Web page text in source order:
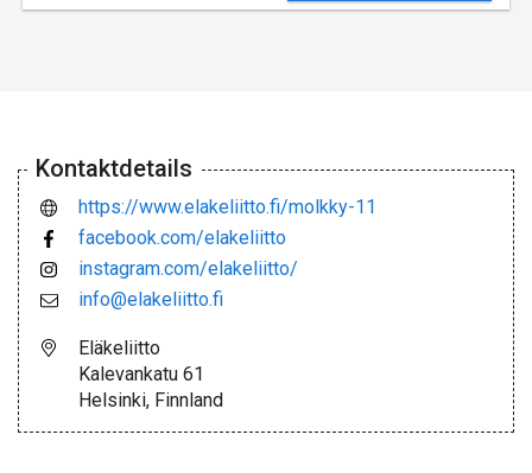
Kontaktdetails
https://www.elakeliitto.fi/molkky-11
facebook.com/elakeliitto
instagram.com/elakeliitto/
info@elakeliitto.fi
Eläkeliitto
Kalevankatu 61
Helsinki, Finnland